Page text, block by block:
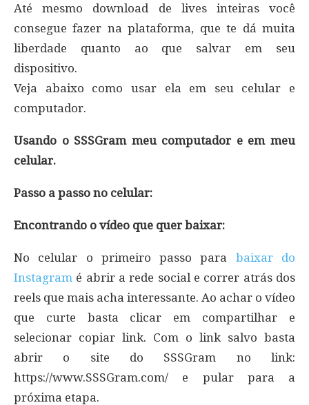
Até mesmo download de lives inteiras você
consegue fazer na plataforma, que te dá muita
liberdade quanto ao que salvar em seu
dispositivo.
Veja abaixo como usar ela em seu celular e
computador.
Usando o SSSGram meu computador e em meu
celular.
Passo a passo no celular:
Encontrando o vídeo que quer baixar:
No celular o primeiro passo para baixar do
Instagram é abrir a rede social e correr atrás dos
reels que mais acha interessante. Ao achar o vídeo
que curte basta clicar em compartilhar e
selecionar copiar link. Com o link salvo basta
abrir o site do SSSGram no link:
https://www.SSSGram.com/ e pular para a
próxima etapa.